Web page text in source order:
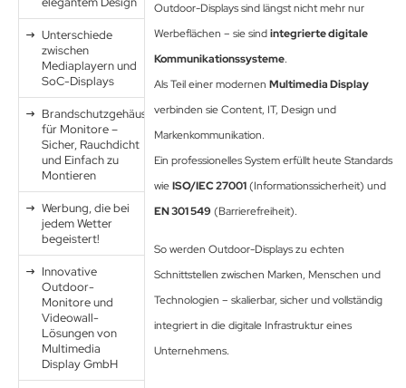
Unterschiede
zwischen
Mediaplayern und
SoC-Displays
Brandschutzgehäuse
für Monitore –
Sicher, Rauchdicht
und Einfach zu
Montieren
Werbung, die bei
jedem Wetter
begeistert!
Innovative
Outdoor-
Monitore und
Videowall-
Lösungen von
Multimedia
Display GmbH
Outdoor-Displays sind längst nicht mehr nur
Werbeflächen – sie sindintegrierte digitale
Kommunikationssysteme.
Als Teil einer modernen Multimedia Display
verbinden sie Content, IT, Design und
Markenkommunikation.
Ein professionelles System erfüllt heute Standards
wieISO/IEC 27001(Informationssicherheit) und
EN 301 549 (Barrierefreiheit).
So werden Outdoor-Displays zu echten
Schnittstellen zwischen Marken, Menschen und
Technologien – skalierbar, sicher und vollständig
integriert in die digitale Infrastruktur eines
Unternehmens.